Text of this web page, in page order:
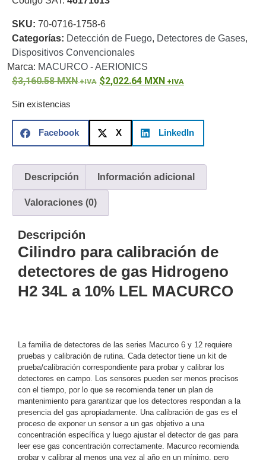
Refacciones Probadores
de
VideoTransceptores
de Video
Cables y
Adaptador
a
RCAAudio
VideoCable
Coaxial y
Cables
Armados -
5eFibra
Óptica Para
Alimentación
y
Electricidad RG59
HDMI
Cámaras
IP y NVRs
Ambientes
Salinos
(Anticorrosión)AntiexplosiónBalaCodificadores
y
Decodificadores
SKU: 70-0716-1758-6
Categorías: Detección de Fuego, Detectores de Gases,
Dispositivos Convencionales
Marca: MACURCO - AERIONICS
3,160.58MXN 2,022.64 MXN
Sin existencias
Facebook X LinkedIn
Descripción Información adicional
Valoraciones (0)
Descripción
Cilindro para calibración de
detectores de gas Hidrogeno
H2 34L a 10% LEL MACURCO
La familia de detectores de las series Macurco 6 y 12 requiere
pruebas y calibración de rutina. Cada detector tiene un kit de
prueba/calibración correspondiente para probar y calibrar los
detectores en campo. Los sensores pueden ser menos precisos
con el tiempo, por lo que se recomienda tener un plan de
mantenimiento para garantizar que los detectores respondan a la
presencia del gas apropiadamente. Una calibración de gas es el
proceso de exponer un sensor a un gas objetivo a una
concentración específica y luego ajustar el detector de gas para
leer ese gas concentración correctamente. Macurco recomienda
probar y calibrar al menos una vez al año en un mínimo, pero